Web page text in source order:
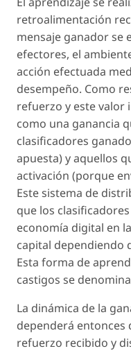
retroalimentación
mensaje ganador se
efectores, el
acción efectuada
desempeño. Como
refuerzo y este valor
como una ganancia
clasificadores
apuesta) y aquellos
activación (porque
Este sistema de
que los
economía digital en
capital dependiendo
Esta forma de
castigos se denomina
La dinámica de la
dependerá entonces
refuerzo recibido y